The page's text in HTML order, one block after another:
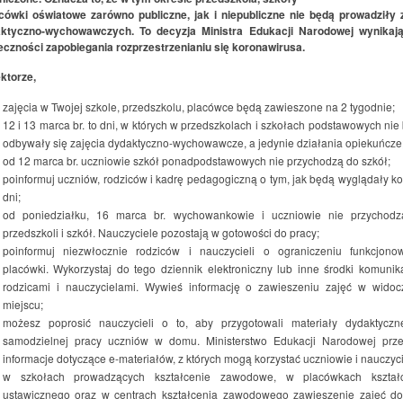
oświatowe zarówno publiczne, jak i niepubliczne nie będą prowadziły
wychowawczych. To decyzja Ministra Edukacji Narodowej
zapobiegania rozprzestrzenianiu się koronawirusa.
zajęcia w Twojej szkole, przedszkolu, placówce będą zawieszone na 2 tygodnie;
12 i 13 marca br. to dni, w których w przedszkolach i szkołach podstawowych nie
odbywały się zajęcia dydaktyczno-wychowawcze, a jedynie działania
od 12 marca br. uczniowie szkół ponadpodstawowych nie przychodzą do szkół;
poinformuj uczniów, rodziców i kadrę pedagogiczną o tym, jak będą wyglądały
dni;
od poniedziałku, 16 marca br. wychowankowie i uczniowie nie
przedszkoli i szkół. Nauczyciele pozostają w gotowości do pracy;
poinformuj niezwłocznie rodziców i nauczycieli o ograniczeniu
placówki. Wykorzystaj do tego dziennik elektroniczny lub inne środki
rodzicami i nauczycielami. Wywieś informację o zawieszeniu zajęć w
miejscu;
możesz poprosić nauczycieli o to, aby przygotowali materiały
samodzielnej pracy uczniów w domu. Ministerstwo Edukacji Narodowej
informacje dotyczące e-materiałów, z których mogą korzystać uczniowie i
w szkołach prowadzących kształcenie zawodowe, w placówkach
ustawicznego oraz w centrach kształcenia zawodowego zawieszenie zajęć